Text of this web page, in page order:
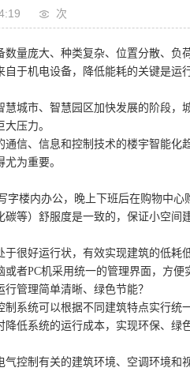
次
数量庞大、种类复杂、位置分散、负
于机电设备，降低能耗的关键是运行
慧城市、智慧园区加快发展的阶段
压力。
通信、信息和控制技术的楼宇智能
为重要。
字楼内办公，晚上下班后在购物中
碳等）舒服度是一致的，保证小空间
于很好运行状，有效实现建筑的低
或者PC机采用统一的管理界面，方
管理简单清晰、绿色节能？
制系统可以根据不同建筑特点实行
低系统的运行成本，实现环保、绿
气控制有关的建筑环境、空调环境